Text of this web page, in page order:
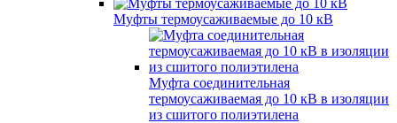
Муфты термоусаживаемые до 10 кВ
Муфта соединительная
термоусаживаемая до 10 кВ в изоляции
из сшитого полиэтилена